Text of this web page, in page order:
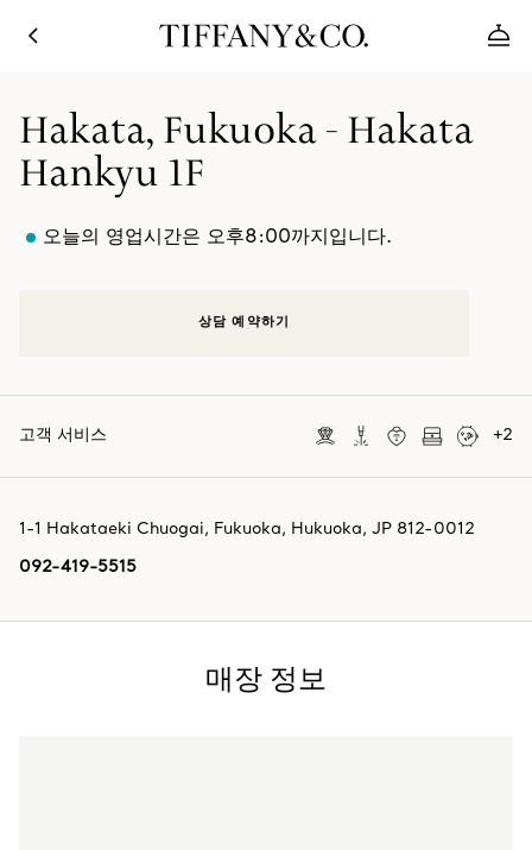
Hakata, Fukuoka - Hakata
Hankyu 1F
오늘의 영업시간은 오후8:00까지입니다.
상담 예약하기
고객 서비스 +2
1-1 Hakataeki Chuogai, Fukuoka, Hukuoka, JP 812-0012
092-419-5515
매장 정보